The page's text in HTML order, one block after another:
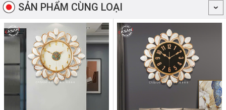
SẢN PHẨM CÙNG LOẠI